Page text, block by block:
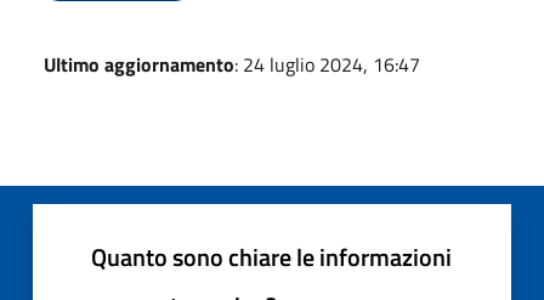
Ultimo aggiornamento: 24 luglio 2024, 16:47
Quanto sono chiare le informazioni